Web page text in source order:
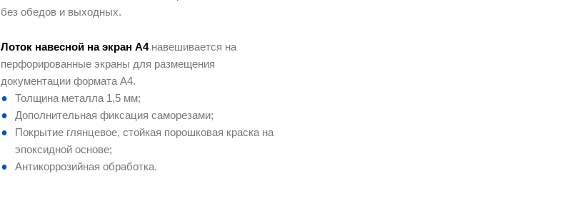
без обедов и выходных.
Лоток навесной на экран А4навешивается на
перфорированные экраны для размещения
документации формата А4.
Толщина металла 1,5 мм;
Дополнительная фиксация саморезами;
Покрытие глянцевое, стойкая порошковая краска на
эпоксидной основе;
Антикоррозийная обработка.